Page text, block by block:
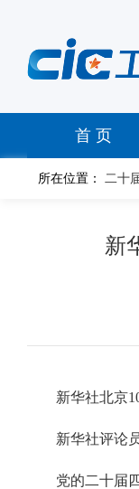
首 页
所在位置： 二十
新
新华社北京
新华社评论
党的二十届四